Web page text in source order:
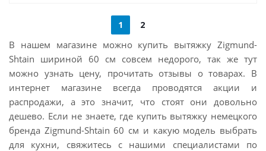
1 2
В нашем магазине можно купить вытяжку Zigmund-
Shtain шириной 60 см совсем недорого, так же тут
можно узнать цену, прочитать отзывы о товарах. В
интернет магазине всегда проводятся акции и
распродажи, а это значит, что стоят они довольно
дешево. Если не знаете, где купить вытяжку немецкого
бренда Zigmund-Shtain 60 см и какую модель выбрать
для кухни, свяжитесь с нашими специалистами по